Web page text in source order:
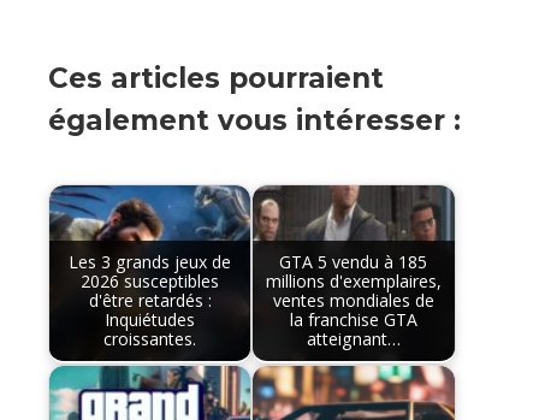
Ces articles pourraient
également vous intéresser :
Les 3 grands jeux de
2026 susceptibles
d'être retardés :
Inquiétudes
croissantes.
GTA 5 vendu à 185
millions d'exemplaires,
ventes mondiales de
la franchise GTA
atteignant…